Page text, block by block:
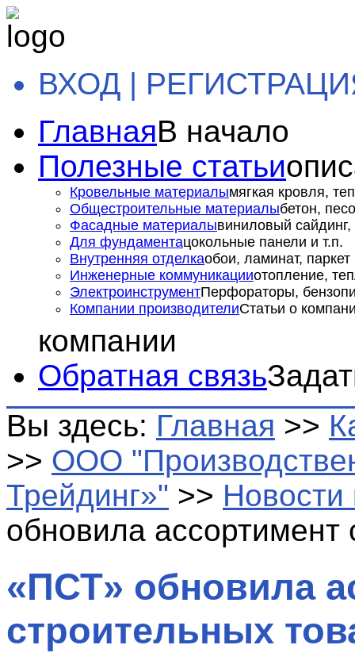
ВХОД |
ГлавнаяВ начало
Полезные статьи
Кровельные материалымягкая кровля,
Общестроительные материалыбетон,
Фасадные материалывиниловый сайдинг,
Для фундаментацокольные панели и т.п.
Внутренняя отделкаобои, ламинат, паркет
Инженерные коммуникацииотопление,
ЭлектроинструментПерфораторы,
Компании производителиСтатьи о
компании
Обратная связь
Вы здесь: Главная >>
>> ООО
Трейдинг»" >> Новости
обновила ассортимент
«ПСТ» обновила
строительных